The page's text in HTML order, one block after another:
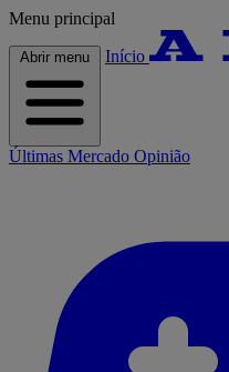
Menu principal
Abrir menu Início
Últimas Mercado Opinião